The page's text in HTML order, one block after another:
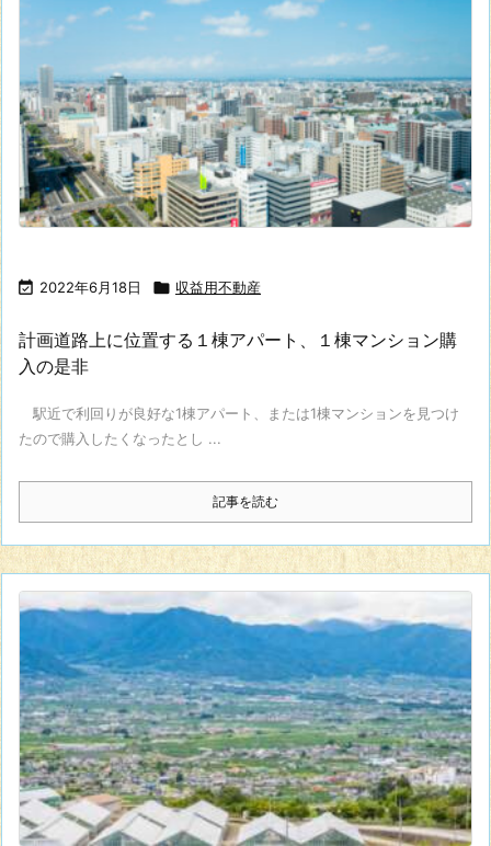
 2022年6月18日  収益用不動産
計画道路上に位置する１棟アパート、１棟マンション購
入の是非
駅近で利回りが良好な1棟アパート、または1棟マンションを見つけ
たので購入したくなったとし ...
記事を読む